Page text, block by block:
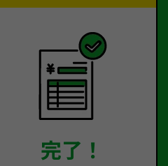
完了！